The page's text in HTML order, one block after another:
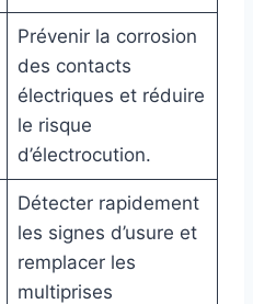
Prévenir la corrosion
des contacts
électriques et réduire
le risque
d’électrocution.
Détecter rapidement
les signes d’usure et
remplacer les
multiprises